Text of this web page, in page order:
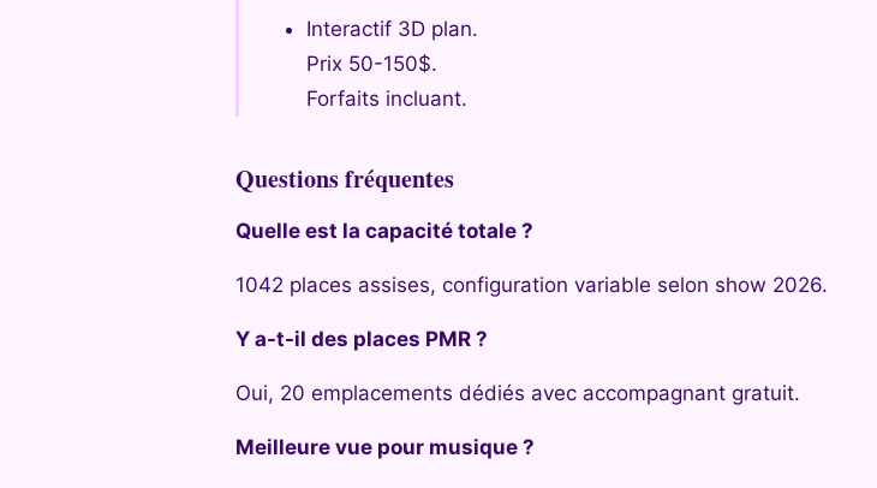
Interactif 3D plan.
Prix 50-150$.
Forfaits incluant.
Questions fréquentes
Quelle est la capacité totale ?
1042 places assises, configuration variable selon show 2026.
Y a-t-il des places PMR ?
Oui, 20 emplacements dédiés avec accompagnant gratuit.
Meilleure vue pour musique ?